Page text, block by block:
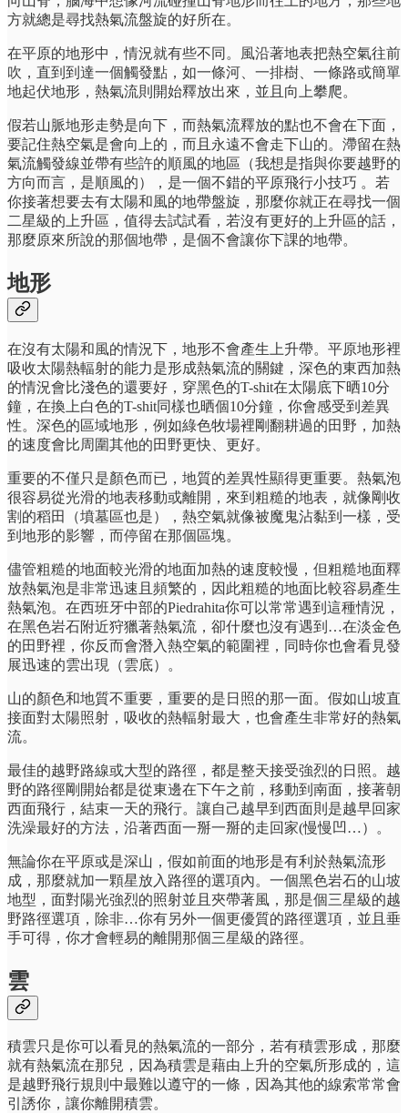
方就總是尋找熱氣流盤旋的好所在。
在平原的地形中，情況就有些不同。風沿著地表把熱空氣往前
吹，直到到達一個觸發點，如一條河、一排樹、一條路或簡單
地起伏地形，熱氣流則開始釋放出來，並且向上攀爬。
假若山脈地形走勢是向下，而熱氣流釋放的點也不會在下面，
要記住熱空氣是會向上的，而且永遠不會走下山的。滯留在熱
氣流觸發線並帶有些許的順風的地區（我想是指與你要越野的
方向而言，是順風的），是一個不錯的平原飛行小技巧 。若
你接著想要去有太陽和風的地帶盤旋，那麼你就正在尋找一個
二星級的上升區，值得去試試看，若沒有更好的上升區的話，
那麼原來所說的那個地帶，是個不會讓你下課的地帶。
地形
在沒有太陽和風的情況下，地形不會產生上升帶。平原地形裡
吸收太陽熱輻射的能力是形成熱氣流的關鍵，深色的東西加熱
的情況會比淺色的還要好，穿黑色的T-shit在太陽底下晒10分
鐘，在換上白色的T-shit同樣也晒個10分鐘，你會感受到差異
性。深色的區域地形，例如綠色牧場裡剛翻耕過的田野，加熱
的速度會比周圍其他的田野更快、更好。
重要的不僅只是顏色而已，地質的差異性顯得更重要。熱氣泡
很容易從光滑的地表移動或離開，來到粗糙的地表，就像剛收
割的稻田（墳墓區也是），熱空氣就像被魔鬼沾黏到一樣，受
到地形的影響，而停留在那個區塊。
儘管粗糙的地面較光滑的地面加熱的速度較慢，但粗糙地面釋
放熱氣泡是非常迅速且頻繁的，因此粗糙的地面比較容易產生
熱氣泡。在西班牙中部的Piedrahita你可以常常遇到這種情況，
在黑色岩石附近狩獵著熱氣流，卻什麼也沒有遇到…在淡金色
的田野裡，你反而會潛入熱空氣的範圍裡，同時你也會看見發
展迅速的雲出現（雲底）。
山的顏色和地質不重要，重要的是日照的那一面。假如山坡直
接面對太陽照射，吸收的熱輻射最大，也會產生非常好的熱氣
流。
最佳的越野路線或大型的路徑，都是整天接受強烈的日照。越
野的路徑剛開始都是從東邊在下午之前，移動到南面，接著朝
西面飛行，結束一天的飛行。讓自己越早到西面則是越早回家
洗澡最好的方法，沿著西面一掰一掰的走回家(慢慢凹…）。
無論你在平原或是深山，假如前面的地形是有利於熱氣流形
成，那麼就加一顆星放入路徑的選項內。一個黑色岩石的山坡
地型，面對陽光強烈的照射並且夾帶著風，那是個三星級的越
野路徑選項，除非…你有另外一個更優質的路徑選項，並且垂
手可得，你才會輕易的離開那個三星級的路徑。
雲
積雲只是你可以看見的熱氣流的一部分，若有積雲形成，那麼
就有熱氣流在那兒，因為積雲是藉由上升的空氣所形成的，這
是越野飛行規則中最難以遵守的一條，因為其他的線索常常會
引誘你，讓你離開積雲。